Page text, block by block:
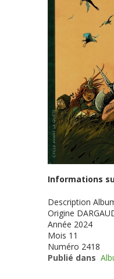
Informations
Description
Origine
Année 2024
Mois 11
Numéro 2418
Publié dans